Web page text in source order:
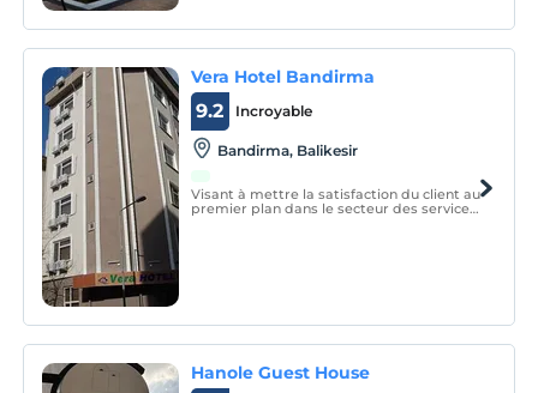
murs en pierre et en briques, des
Vera Hotel Bandirma
Incroyable
9.2
Bandirma, Balikesir
Visant à mettre la satisfaction du client au
premier plan dans le secteur des services
Hanole Guest House